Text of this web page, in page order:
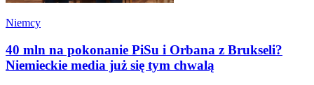
Niemcy
40 mln na pokonanie PiSu i Orbana z Brukseli?
Niemieckie media już się tym chwalą